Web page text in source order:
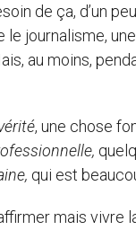
de ça, d’un
le journalisme,
au moins,
, une chose
qui est
mais vivre